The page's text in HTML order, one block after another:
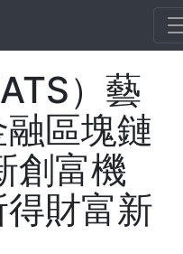
）藝
區塊鏈
創富機
財富新